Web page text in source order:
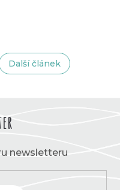
Další článek
newsletteru